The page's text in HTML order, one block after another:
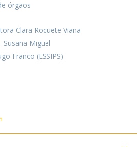
órgãos
Clara Roquete Viana
Miguel
Franco (ESSIPS)